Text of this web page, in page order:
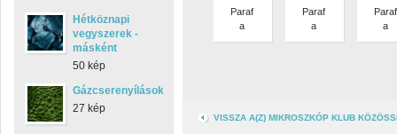
Hétköznapi
vegyszerek -
másként
50 kép
Gázcserenyílások
27 kép
Paraf
a
Paraf
a
Paraf
a
VISSZA A(Z) MIKROSZKÓP KLUB